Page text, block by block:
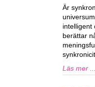
Är
intelligent
berättar
Läs mer ...